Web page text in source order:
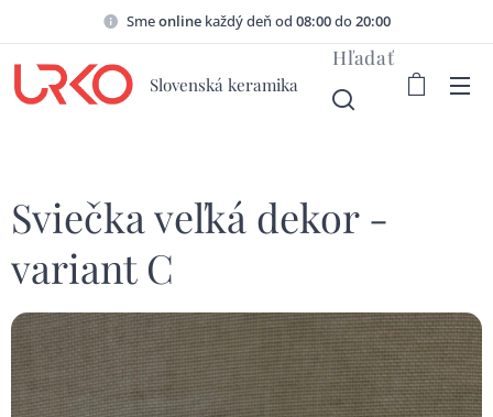
Smeonline každý deň od 08:00do20:00
Slovenská keramika
Hľadať
Sviečka veľká dekor -
variant C